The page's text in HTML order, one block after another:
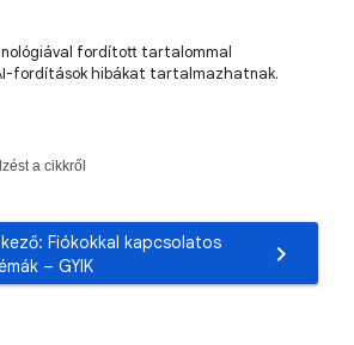
fordított tartalommal
fordítások hibákat tartalmazhatnak.
a cikkről
Fiókokkal kapcsolatos
– GYIK